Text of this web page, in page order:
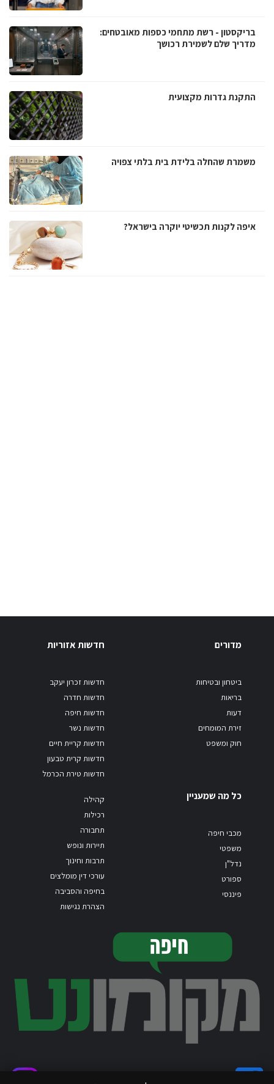
בריקסטון - רשת מתחמי כספות מאובטחים:
מדריך שלם לשמירת רכושך
התקנת גדרות מקצועית
משמרת שהחלה בלידת בית בלתי צפויה
איפה לקנות תכשיטי יוקרה בישראל?
מדורים
ביטחון ובטיחות
בריאות
דעות
זירת המומחים
חוק ומשפט
חדשות אזוריות
חדשות זכרון יעקב
חדשות חדרה
חדשות חיפה
חדשות נשר
חדשות קריית חיים
חדשות קרית טבעון
חדשות טירת הכרמל
כל מה שמעניין
מכבי חיפה
משפטי
נדל"ן
ספורט
פיננסי
קהילה
רכילות
תחבורה
תיירות ונופש
תרבות וחינוך
עורכי דין מומלצים
בחיפה והסביבה
הצהרת נגישות